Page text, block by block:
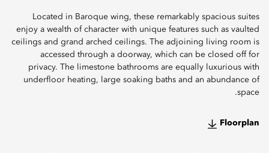
Located in Baroque wing, these remarkably spacious suites
enjoy a wealth of character with unique features such as vaulted
ceilings and grand arched ceilings. The adjoining living room is
accessed through a doorway, which can be closed off for
privacy. The limestone bathrooms are equally luxurious with
underfloor heating, large soaking baths and an abundance of
space.
Floorplan